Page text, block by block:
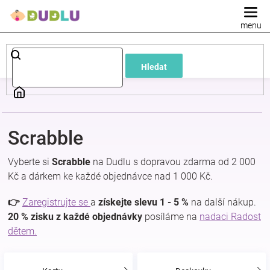
Hledat
Dětské
a
kojenecké
oblečení
Pokojíček
a
kojenecká
Scrabble
Vyberte si Scrabble na Dudlu s dopravou zdarma od 2 000
Kč a dárkem ke každé objednávce nad 1 000 Kč.
👉 Zaregistrujte se a získejte slevu 1 - 5 % na další nákup.
20 % zisku z každé objednávky posíláme na nadaci Radost
dětem.